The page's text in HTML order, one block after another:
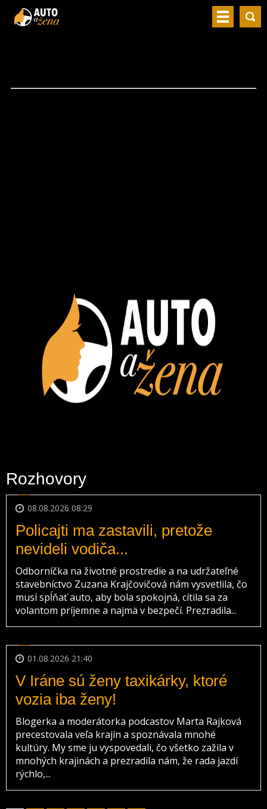
Rozhovory
08.08.2026 08:29
Policajti ma zastavili, pretože
nevideli vodiča...
Odborníčka na životné prostredie a na udržateľné
stavebníctvo Zuzana Krajčovičová nám vysvetlila, čo
musí spĺňať auto, aby bola spokojná, cítila sa za
volantom príjemne a najmä v bezpečí. Prezradila...
01.08.2026 21:40
V Iráne sú ženy taxikárky, ktoré
vozia iba ženy!
Blogerka a moderátorka podcastov Marta Rajková
precestovala veľa krajín a spoznávala mnohé
kultúry. My sme ju vyspovedali, čo všetko zažila v
mnohých krajinách a prezradila nám, že rada jazdí
rýchlo,...